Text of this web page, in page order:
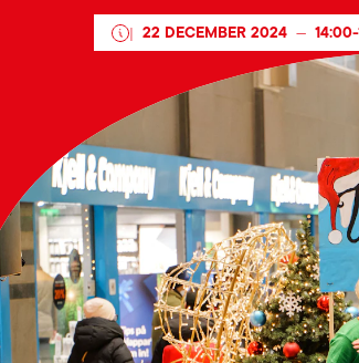
| 22 DECEMBER 2024 — 14:00-